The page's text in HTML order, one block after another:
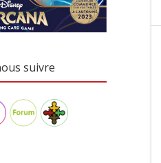
suivre